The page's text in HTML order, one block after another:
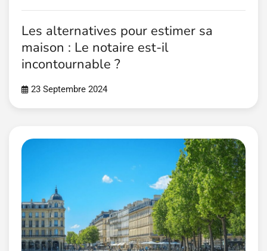
Les alternatives pour estimer sa
maison : Le notaire est-il
incontournable ?
23 Septembre 2024